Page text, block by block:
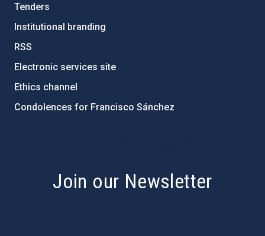
Tenders
Institutional branding
RSS
Electronic services site
Ethics channel
Condolences for Francisco Sánchez
Join our Newsletter